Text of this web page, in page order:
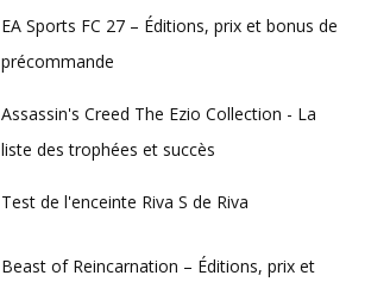
EA Sports FC 27 – Éditions, prix et bonus de
précommande
Assassin's Creed The Ezio Collection - La
liste des trophées et succès
Test de l'enceinte Riva S de Riva
Beast of Reincarnation – Éditions, prix et